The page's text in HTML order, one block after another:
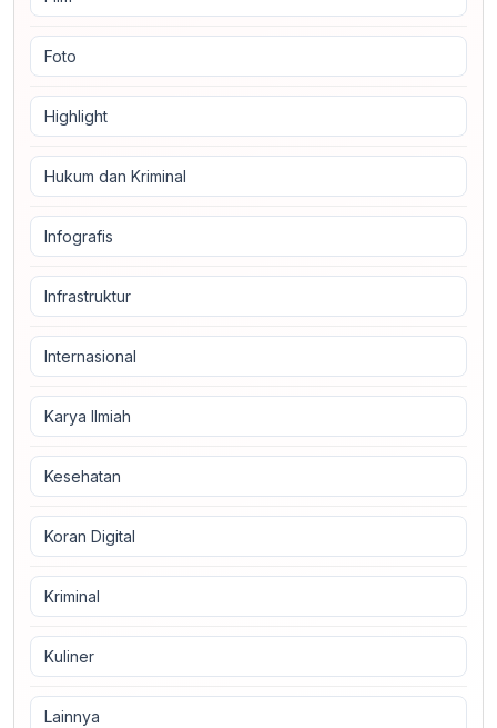
Foto
Highlight
Hukum dan Kriminal
Infografis
Infrastruktur
Internasional
Karya Ilmiah
Kesehatan
Koran Digital
Kriminal
Kuliner
Lainnya